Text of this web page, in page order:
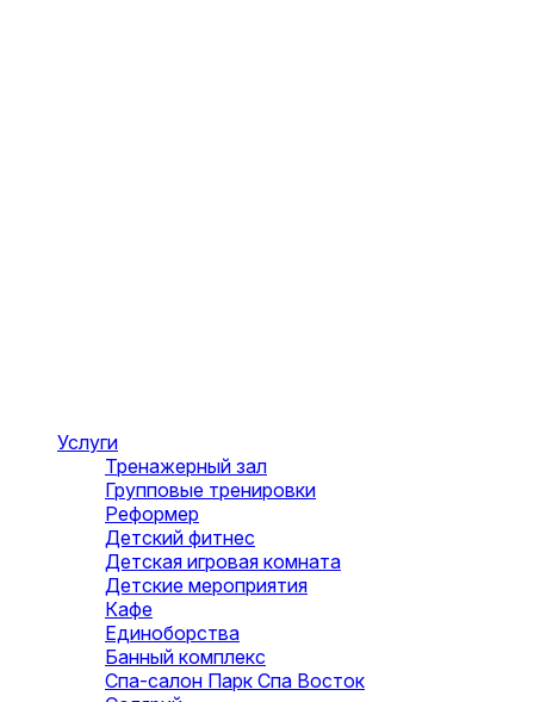
Услуги
Тренажерный зал
Групповые тренировки
Реформер
Детский фитнес
Детская игровая комната
Детские мероприятия
Кафе
Единоборства
Банный комплекс
Спа-салон Парк Спа Восток